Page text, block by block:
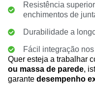
Resistência
enchimentos de
Durabilidade a
Fácil integração
Quer esteja a trabalhar
ou massa de parede,
garante desempenho